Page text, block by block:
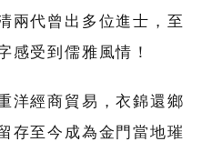
兩代曾出多位進士，至
感受到儒雅風情！
洋經商貿易，衣錦還鄉
存至今成為金門當地璀